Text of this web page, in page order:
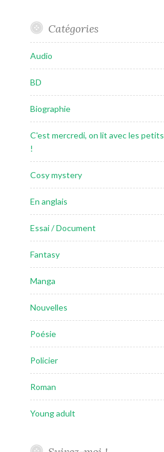
Catégories
Audio
BD
Biographie
C'est mercredi, on lit avec les petits
!
Cosy mystery
En anglais
Essai / Document
Fantasy
Manga
Nouvelles
Poésie
Policier
Roman
Young adult